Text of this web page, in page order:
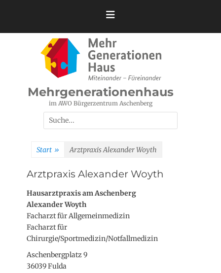
Mehrgenerationenhaus
im AWO Bürgerzentrum Aschenberg
Suchen
nach:
Start » Arztpraxis Alexander Woyth
Arztpraxis Alexander Woyth
Hausarztpraxis am Aschenberg
Alexander Woyth
Facharzt für Allgemeinmedizin
Facharzt für
Chirurgie/Sportmedizin/Notfallmedizin
Aschenbergplatz 9
36039 Fulda